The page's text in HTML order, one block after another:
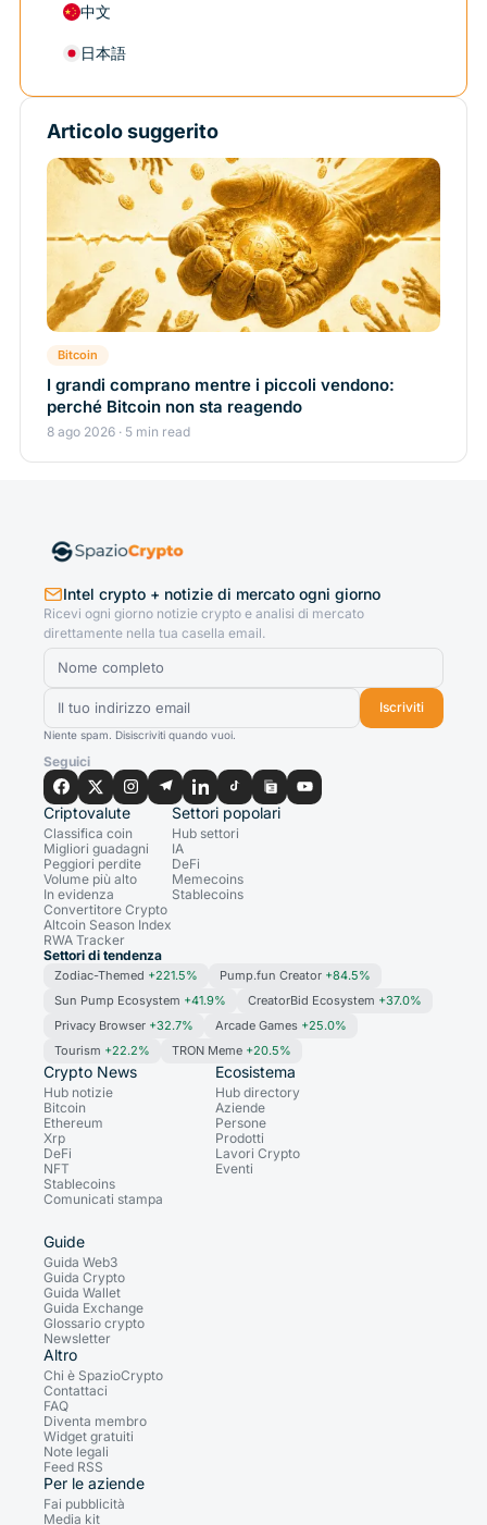
中文
日本語
Articolo suggerito
Bitcoin
I grandi comprano mentre i piccoli vendono:
perché Bitcoin non sta reagendo
8 ago 2026 · 5 min read
Intel crypto + notizie di mercato ogni giorno
Ricevi ogni giorno notizie crypto e analisi di mercato
direttamente nella tua casella email.
Iscriviti
Niente spam. Disiscriviti quando vuoi.
Seguici
Criptovalute
Classifica coin
Migliori guadagni
Peggiori perdite
Volume più alto
In evidenza
Convertitore Crypto
Altcoin Season Index
RWA Tracker
Settori popolari
Hub settori
IA
DeFi
Memecoins
Stablecoins
Settori di tendenza
Zodiac-Themed +221.5% Pump.fun Creator +84.5%
Sun Pump Ecosystem +41.9% CreatorBid Ecosystem +37.0%
Privacy Browser +32.7% Arcade Games +25.0%
Tourism +22.2% TRON Meme +20.5%
Crypto News
Hub notizie
Bitcoin
Ethereum
Xrp
DeFi
NFT
Stablecoins
Comunicati stampa
Ecosistema
Hub directory
Aziende
Persone
Prodotti
Lavori Crypto
Eventi
Guide
Guida Web3
Guida Crypto
Guida Wallet
Guida Exchange
Glossario crypto
Newsletter
Altro
Chi è SpazioCrypto
Contattaci
FAQ
Diventa membro
Widget gratuiti
Note legali
Feed RSS
Per le aziende
Fai pubblicità
Media kit